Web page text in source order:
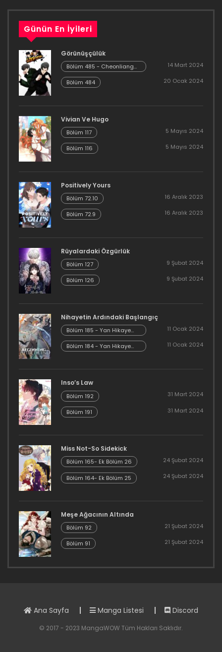
21 Ocak 2021
Bölüm 57
21 Ocak 2021
Bölüm 56
21 Ocak 2021
21 Ocak 2021
Bölüm 54
21 Ocak 2021
Bölüm 53
21 Ocak 2021
21 Ocak 2021
Bölüm 51
21 Ocak 2021
Bölüm 50
21 Ocak 2021
Bölüm 49
Bölüm 48
21 Ocak 2021
Bölüm 47
21 Ocak 2021
Bölüm 46
Bölüm 45
21 Ocak 2021
Bölüm 44
Günün En İyileri
Görünüşçülük
Bölüm 485 - Cheonliang
[04]
14 Mart 2024
Bölüm 484 20 Ocak 2024
Vivian Ve Hugo
Bölüm 117 5 Mayıs 2024
Bölüm 116 5 Mayıs 2024
Positively Yours
Bölüm 72.10 16 Aralık 2023
Bölüm 72.9 16 Aralık 2023
Rüyalardaki Özgürlük
Bölüm 127 9 Şubat 2024
Bölüm 126 9 Şubat 2024
Nihayetin Ardındaki Başlangıç
Bölüm 185 - Yan Hikaye
Kısım 7
11 Ocak 2024
Bölüm 184 - Yan Hikaye
Kısım 6
11 Ocak 2024
Inso’s Law
Bölüm 192 31 Mart 2024
Bölüm 191 31 Mart 2024
Miss Not-So Sidekick
Bölüm 165- Ek Bölüm 26 24 Şubat 2024
Bölüm 164- Ek Bölüm 25 24 Şubat 2024
Meşe Ağacının Altında
Bölüm 92 21 Şubat 2024
Bölüm 91 21 Şubat 2024
Ana Sayfa Manga Listesi Discord
© 2017 - 2023 MangaWOW Tüm Hakları Saklıdır.